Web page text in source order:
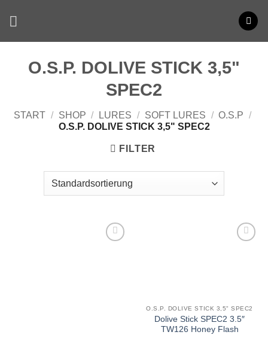
O.S.P. DOLIVE STICK 3,5"
SPEC2
START / SHOP / LURES / SOFT LURES / O.S.P /
O.S.P. DOLIVE STICK 3,5" SPEC2
FILTER
O.S.P. DOLIVE STICK 3,5" SPEC2
Dolive Stick SPEC2 3.5″
TW126 Honey Flash